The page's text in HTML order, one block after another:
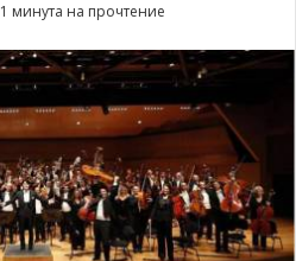
1 минута на прочтение